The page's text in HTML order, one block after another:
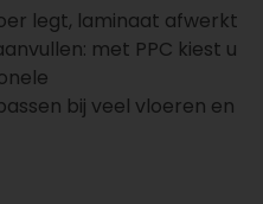
legt, laminaat afwerkt
met PPC kiest u
bij veel vloeren en